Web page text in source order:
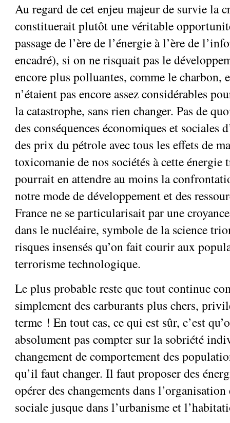
Au regard de cet enjeu majeur de survie la
constituerait plutôt une véritable
passage de l’ère de l’énergie à l’ère de
encadré), si on ne risquait pas le
encore plus polluantes, comme le charbon,
n’étaient pas encore assez considérables
la catastrophe, sans rien changer. Pas de
des conséquences économiques et sociales
des prix du pétrole avec tous les effets de
toxicomanie de nos sociétés à cette énergie
pourrait en attendre au moins la
notre mode de développement et des
France ne se particularisait par une
dans le nucléaire, symbole de la science
risques insensés qu’on fait courir aux
terrorisme technologique.
Le plus probable reste que tout continue
simplement des carburants plus chers,
terme ! En tout cas, ce qui est sûr, c’est
absolument pas compter sur la sobriété
changement de comportement des
qu’il faut changer. Il faut proposer des
opérer des changements dans
sociale jusque dans l’urbanisme et